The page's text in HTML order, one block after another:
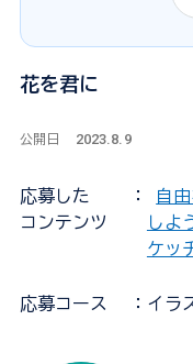
花を君に
公開日 2023.8.9
応募した
コンテンツ
：
自
しよ
ケッ
応募コース ：イラ